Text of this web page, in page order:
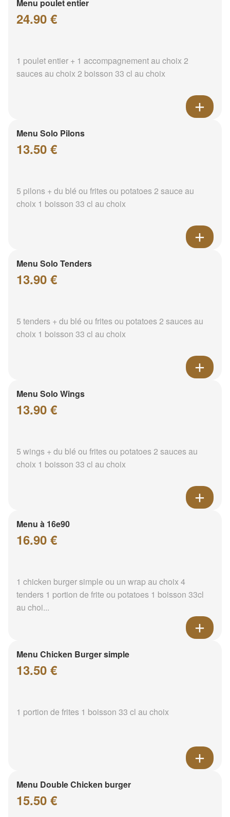
Menu poulet entier
24.90 €
1 poulet entier + 1 accompagnement au choix 2
sauces au choix 2 boisson 33 cl au choix
Menu Solo Pilons
13.50 €
5 pilons + du blé ou frites ou potatoes 2 sauce au
choix 1 boisson 33 cl au choix
Menu Solo Tenders
13.90 €
5 tenders + du blé ou frites ou potatoes 2 sauces au
choix 1 boisson 33 cl au choix
Menu Solo Wings
13.90 €
5 wings + du blé ou frites ou potatoes 2 sauces au
choix 1 boisson 33 cl au choix
Menu à 16e90
16.90 €
1 chicken burger simple ou un wrap au choix 4
tenders 1 portion de frite ou potatoes 1 boisson 33cl
au choi...
Menu Chicken Burger simple
13.50 €
1 portion de frites 1 boisson 33 cl au choix
Menu Double Chicken burger
15.50 €